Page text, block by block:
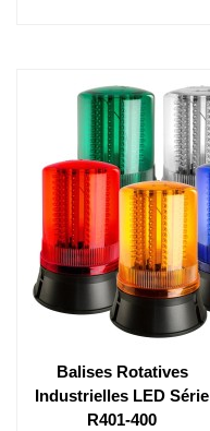
Balises Rotatives
Industrielles LED Série
R401-400